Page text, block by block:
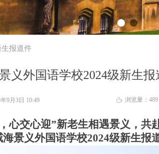
义外国语学校2024级新生报
生报道件
心交心迎”新老生相遇景义，共
海景义外国语学校2024级新生报
9月3日 10:49 ꄘ 浏览量： 489